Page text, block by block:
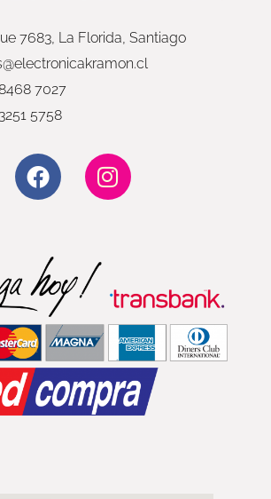
7683, La Florida, Santiago
7027
5758